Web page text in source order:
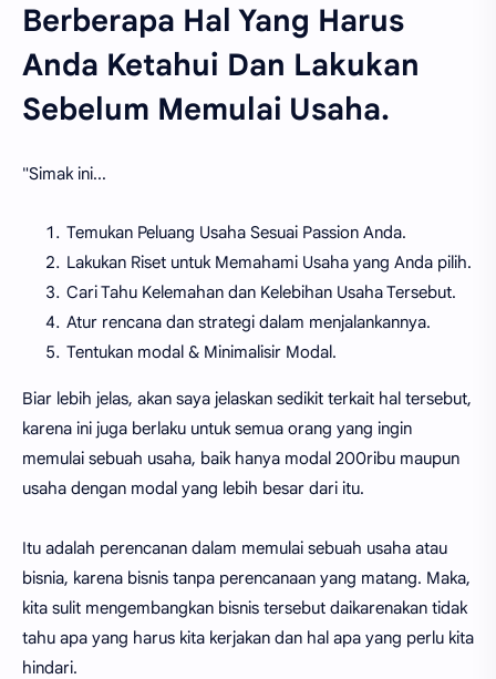
Berberapa Hal Yang Harus
Anda Ketahui Dan Lakukan
Sebelum Memulai Usaha.
"Simak ini...
Temukan Peluang Usaha Sesuai Passion Anda.
Lakukan Riset untuk Memahami Usaha yang Anda pilih.
Cari Tahu Kelemahan dan Kelebihan Usaha Tersebut.
Atur rencana dan strategi dalam menjalankannya.
Tentukan modal & Minimalisir Modal.
Biar lebih jelas, akan saya jelaskan sedikit terkait hal tersebut,
karena ini juga berlaku untuk semua orang yang ingin
memulai sebuah usaha, baik hanya modal 200ribu maupun
usaha dengan modal yang lebih besar dari itu.
Itu adalah perencanan dalam memulai sebuah usaha atau
bisnia, karena bisnis tanpa perencanaan yang matang. Maka,
kita sulit mengembangkan bisnis tersebut daikarenakan tidak
tahu apa yang harus kita kerjakan dan hal apa yang perlu kita
hindari.